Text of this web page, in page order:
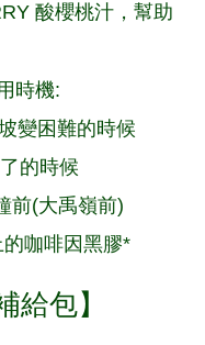
酸櫻桃汁，幫助
時機:
變困難的時候
的時候
前(大禹嶺前)
咖啡因黑膠*
給包】